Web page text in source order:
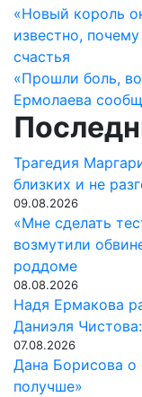
по
записям
«Новый король
известно,
счастья
«Прошли боль,
Ермолаева
Трагедия
близких и не
09.08.2026
«Мне сделать
возмутили
роддоме
08.08.2026
Надя Ермакова
Даниэля
07.08.2026
Дана Борисова о
получше»